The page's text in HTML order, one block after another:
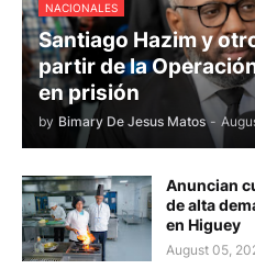
NACIONALES
Santiago Hazim y
partir de la
en prisión
by Bimary De Jesus Matos -
Anuncian
de alta
en Higuey
August 05,